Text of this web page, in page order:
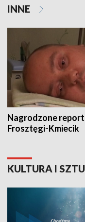
INNE
Nagrodzone
Frosztęgi-Kmiecik
KULTURA I